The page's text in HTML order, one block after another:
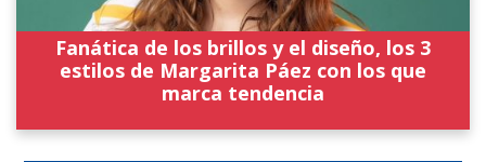
Fanática de los brillos y el diseño, los 3
estilos de Margarita Páez con los que
marca tendencia